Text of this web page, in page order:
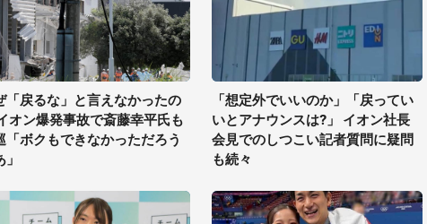
「戻るな」と言えなかったの
オン爆発事故で斎藤幸平氏も
「ボクもできなかっただろう
「想定外でいいのか」「戻ってい
いとアナウンスは?」 イオン社長
会見でのしつこい記者質問に疑問
も続々